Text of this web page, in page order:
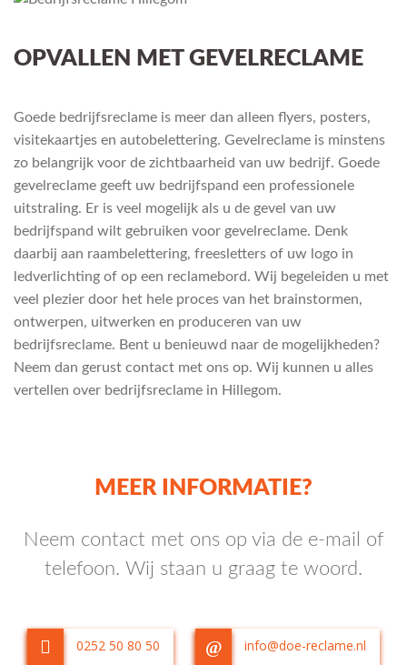
OPVALLEN MET GEVELRECLAME
Goede bedrijfsreclame is meer dan alleen flyers, posters,
visitekaartjes en autobelettering. Gevelreclame is minstens
zo belangrijk voor de zichtbaarheid van uw bedrijf. Goede
gevelreclame geeft uw bedrijfspand een professionele
uitstraling. Er is veel mogelijk als u de gevel van uw
bedrijfspand wilt gebruiken voor gevelreclame. Denk
daarbij aan raambelettering, freesletters of uw logo in
ledverlichting of op een reclamebord. Wij begeleiden u met
veel plezier door het hele proces van het brainstormen,
ontwerpen, uitwerken en produceren van uw
bedrijfsreclame. Bent u benieuwd naar de mogelijkheden?
Neem dan gerust contact met ons op. Wij kunnen u alles
vertellen over bedrijfsreclame in Hillegom.
MEER INFORMATIE?
Neem contact met ons op via de e-mail of
telefoon. Wij staan u graag te woord.
0252 50 80 50 info@doe-reclame.nl